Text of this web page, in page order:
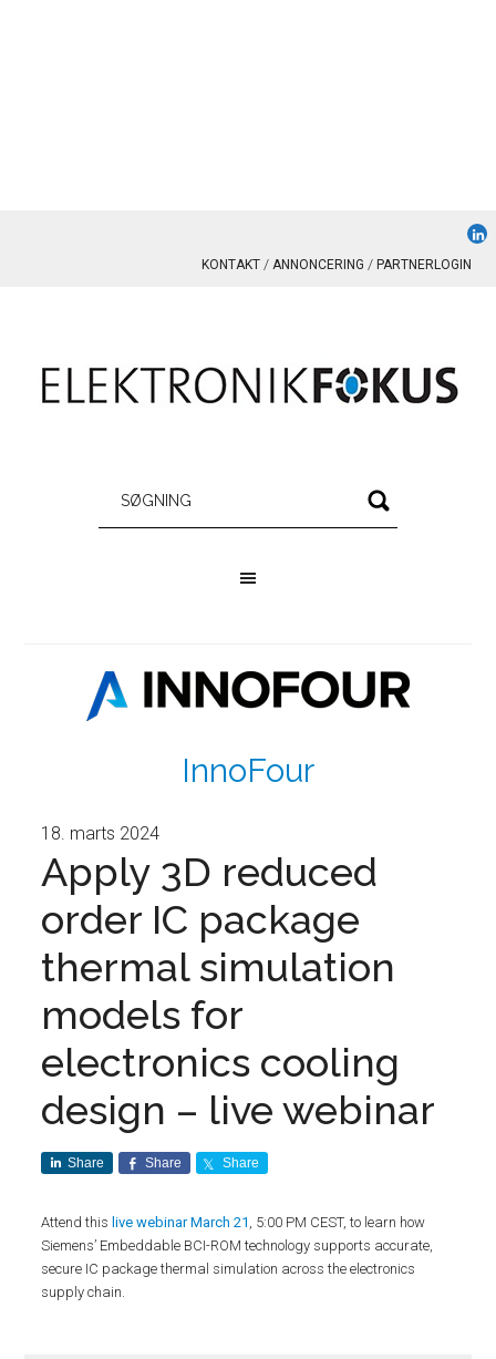
KONTAKT ANNONCERING PARTNERLOGIN
InnoFour
18. marts 2024
Apply 3D reduced
order IC package
thermal simulation
models for
electronics cooling
design – live webinar
Share Share Share
Attend this live webinar March 21 , 5:00 PM CEST, to learn how
Siemens’ Embeddable BCI-ROM technology supports accurate,
secure IC package thermal simulation across the electronics
supply chain.